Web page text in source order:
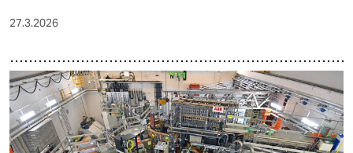
27.3.2026